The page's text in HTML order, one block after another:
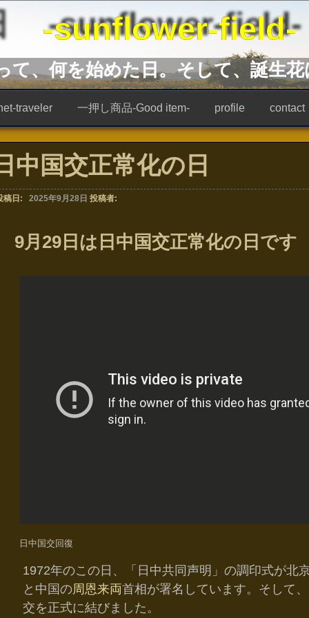
-sunflower-field-
、何を始めた日。そして、誕生花
traveler 一押し商品-Good item- profile contact
中国交正常化の日
稿日: 2025年9月28日 投稿者:
9月29日は日中国交正常化の日です
日中国交回復
1972年のこの日、「日中共同声明」の調印式が北
と中国の周恩来両首相が署名しています。そして
交を正式に結びました。